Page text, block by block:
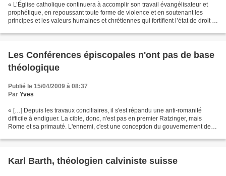
« L’Église catholique continuera à accomplir son travail évangélisateur et
prophétique, en repoussant toute forme de violence et en soutenant les
principes et les valeurs humaines et chrétiennes qui fortifient l’état de droit et
Les Conférences épiscopales n'ont pas de base
théologique
Publié le 15/04/2009 à 08:37
Par Yves
« […] Depuis les travaux conciliaires, il s'est répandu une anti-romanité
difficile à endiguer. La cible, donc, n'est pas en premier Ratzinger, mais
Rome et sa primauté. L'ennemi, c'est une conception du gouvernement de
Karl Barth, théologien calviniste suisse